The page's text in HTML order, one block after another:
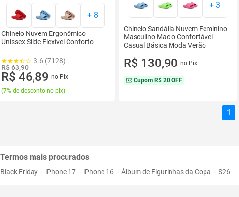
+ 8
Chinelo Nuvem Ergonômico
Unissex Slide Flexível Conforto
3.6 (7128)
R$ 63,90
R$ 46,89 no Pix
(7% de desconto no pix)
+ 3
Chinelo Sandália Nuvem Feminino
Masculino Macio Confortável
Casual Básica Moda Verão
R$ 130,90 no Pix
Cupom R$ 20 OFF
1
Termos mais procurados
Black Friday – iPhone 17 – iPhone 16 – Álbum de Figurinhas da Copa – S26